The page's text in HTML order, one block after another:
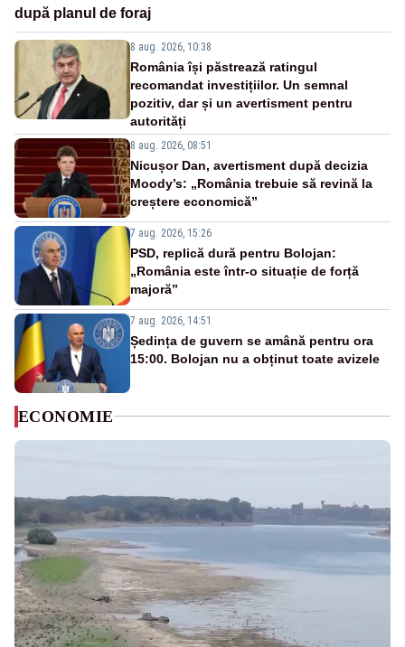
după planul de foraj
8 aug. 2026, 10:38
România își păstrează ratingul
recomandat investițiilor. Un semnal
pozitiv, dar și un avertisment pentru
autorități
8 aug. 2026, 08:51
Nicușor Dan, avertisment după decizia
Moody’s: „România trebuie să revină la
creștere economică”
7 aug. 2026, 15:26
PSD, replică dură pentru Bolojan:
„România este într-o situație de forță
majoră”
7 aug. 2026, 14:51
Ședința de guvern se amână pentru ora
15:00. Bolojan nu a obținut toate avizele
ECONOMIE